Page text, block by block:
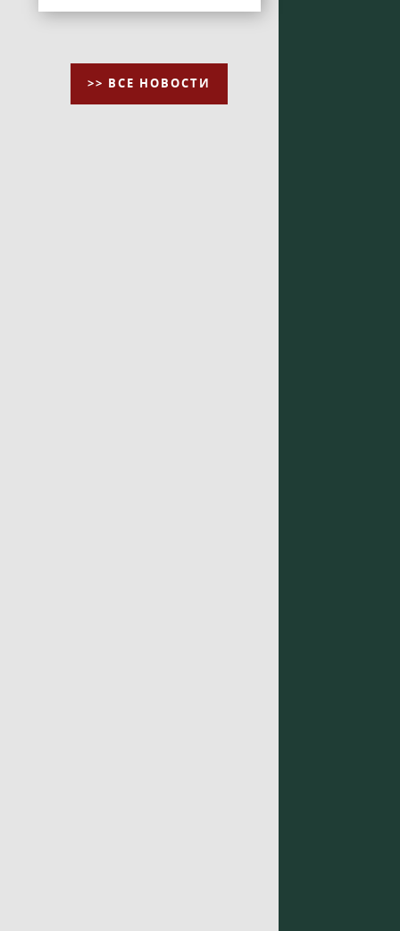
>> ВСЕ НОВОСТИ